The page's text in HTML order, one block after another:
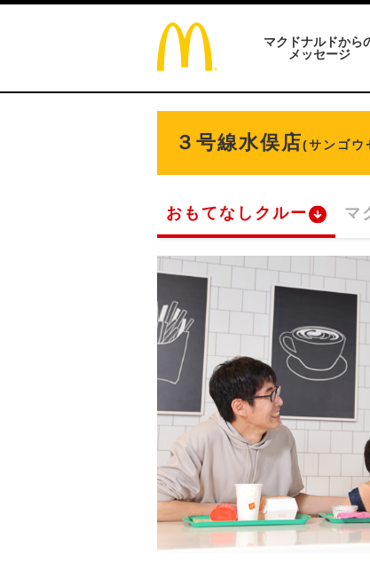
マクドナルドから
メッセージ
３号線水俣店(サンゴウ
おもてなしクルー マ